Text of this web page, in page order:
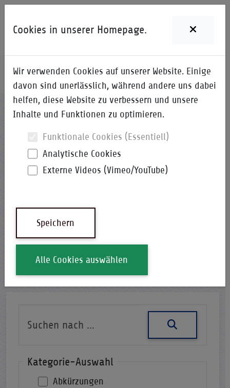
Home i-Qpedia Detail zum Begriff
RASI
Verantwortlich, Genehmigen,
Nach einer Abkürzung suchen
Kategorie-Auswahl
Abkürzungen
Cookies in unserer Homepage.
Wir verwenden Cookies auf unserer Website. Einige
davon sind unerlässlich, während andere uns dabei
helfen, diese Website zu verbessern und unsere
Inhalte und Funktionen zu optimieren.
Funktionale Cookies (Essentiell)
Analytische Cookies
Externe Videos (Vimeo/YouTube)
Speichern
Alle Cookies auswählen